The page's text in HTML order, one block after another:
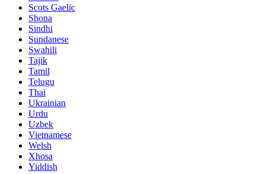
Scots Gaelic
Shona
Sindhi
Sundanese
Swahili
Tajik
Tamil
Telugu
Thai
Ukrainian
Urdu
Uzbek
Vietnamese
Welsh
Xhosa
Yiddish